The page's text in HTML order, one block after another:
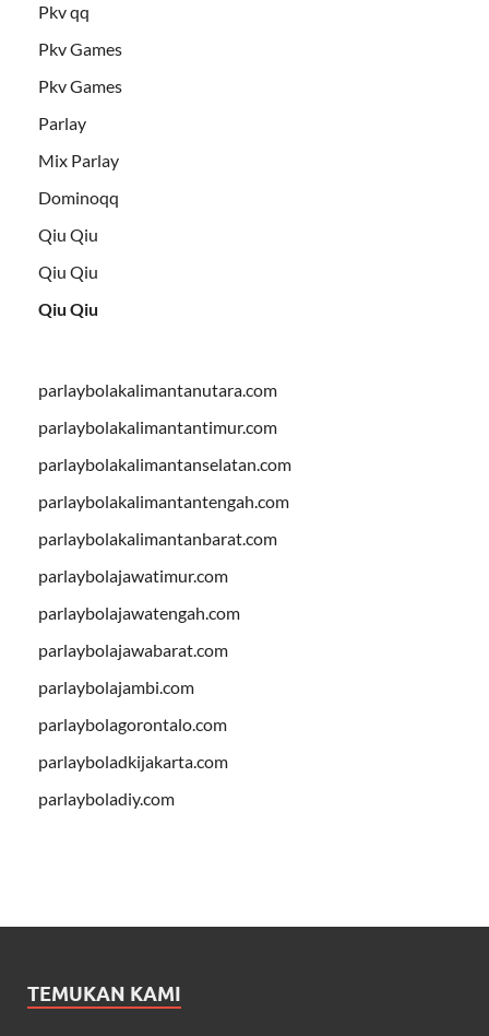
Pkv qq
Pkv Games
Pkv Games
Parlay
Mix Parlay
Dominoqq
Qiu Qiu
Qiu Qiu
Qiu Qiu
parlaybolakalimantanutara.com
parlaybolakalimantantimur.com
parlaybolakalimantanselatan.com
parlaybolakalimantantengah.com
parlaybolakalimantanbarat.com
parlaybolajawatimur.com
parlaybolajawatengah.com
parlaybolajawabarat.com
parlaybolajambi.com
parlaybolagorontalo.com
parlayboladkijakarta.com
parlayboladiy.com
TEMUKAN KAMI